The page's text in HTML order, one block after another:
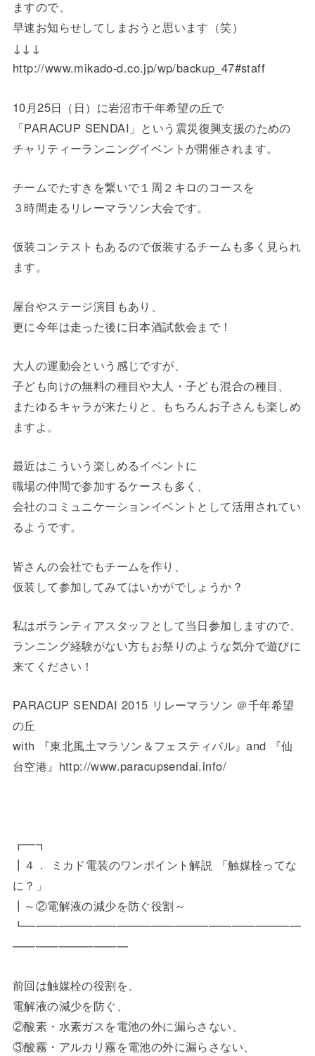
ますので、
早速お知らせしてしまおうと思います（笑）
↓↓↓
http://www.mikado-d.co.jp/wp/backup_47#staff
10月25日（日）に岩沼市千年希望の丘で
「PARACUP SENDAI」という震災復興支援のための
チャリティーランニングイベントが開催されます。
チームでたすきを繋いで１周２キロのコースを
３時間走るリレーマラソン大会です。
仮装コンテストもあるので仮装するチームも多く見られ
ます。
屋台やステージ演目もあり、
更に今年は走った後に日本酒試飲会まで！
大人の運動会という感じですが、
子ども向けの無料の種目や大人・子ども混合の種目、
またゆるキャラが来たりと、もちろんお子さんも楽しめ
ますよ。
最近はこういう楽しめるイベントに
職場の仲間で参加するケースも多く、
会社のコミュニケーションイベントとして活用されてい
るようです。
皆さんの会社でもチームを作り、
仮装して参加してみてはいかがでしょうか？
私はボランティアスタッフとして当日参加しますので、
ランニング経験がない方もお祭りのような気分で遊びに
来てください！
PARACUP SENDAI 2015 リレーマラソン ＠千年希望
の丘
with 『東北風土マラソン＆フェスティバル』and 『仙
台空港』http://www.paracupsendai.info/
┏━┓
┃４． ミカド電装のワンポイント解説 「触媒栓ってな
に？」
┃～②電解液の減少を防ぐ役割～
┗━━━━━━━━━━━━━━━━━━━━━━━━
━━━━━━━━━━
前回は触媒栓の役割を、
電解液の減少を防ぐ、
②酸素・水素ガスを電池の外に漏らさない、
③酸霧・アルカリ霧を電池の外に漏らさない、